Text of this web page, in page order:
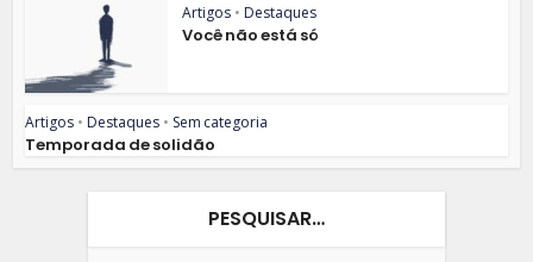
Artigos • Destaques
Você não está só
Artigos • Destaques • Sem categoria
Temporada de solidão
PESQUISAR…